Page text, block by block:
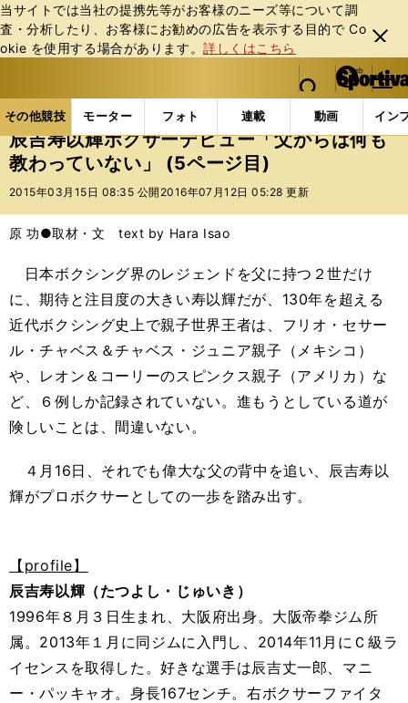
当サイトでは当社の提携先等がお客様のニーズ等について調
査・分析したり、お客様にお勧めの広告を表⽰する⽬的で Co
okie を使⽤する場合があります。詳しくはこちら
閉じ
る
web Sportiva (webスポルティーバ)
検索
マイペ
ー
ジ
メニュ
その他競技 モーター フォト 連載 動画 イン
ス
ポ
ル
バ
その他競技の記事一覧 格闘技 ボクシング 辰吉
辰吉寿以輝ボクサーデビュー「父からは何も
教わっていない」 (5ページ目)
2015年03月15日 08:35 公開 2016年07月12日 05:28 更新
原 功●取材・文 text by Hara Isao
日本ボクシング界のレジェンドを父に持つ２世だけ
に、期待と注目度の大きい寿以輝だが、130年を超える
近代ボクシング史上で親子世界王者は、フリオ・セサー
ル・チャベス＆チャベス・ジュニア親子（メキシコ）
や、レオン＆コーリーのスピンクス親子（アメリカ）な
ど、６例しか記録されていない。進もうとしている道が
険しいことは、間違いない。
４月16日、それでも偉大な父の背中を追い、辰吉寿以
輝がプロボクサーとしての一歩を踏み出す。
【profile】
辰吉寿以輝（たつよし・じゅいき）
1996年８月３日生まれ、大阪府出身。大阪帝拳ジム所
属。2013年１月に同ジムに入門し、2014年11月にＣ級ラ
イセンスを取得した。好きな選手は辰吉丈一郎、マニ
ー・パッキャオ。身長167センチ。右ボクサーファイタ